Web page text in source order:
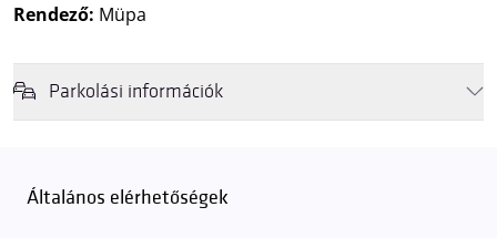
Rendező: Müpa
Parkolási információk
érkezéskor megnövekedett várakozási idővel érdemes kalkulálni. Ezt
azt javasoljuk kedves közönségünknek, induljanak
Általános elérhetőségek